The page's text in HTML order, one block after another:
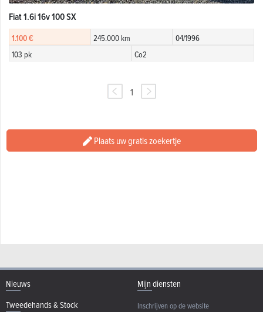
Fiat 1.6i 16v 100 SX
1.100 € 245.000 km
04/1996
103 pk
Co2
1
Plaats uw gratis zoekertje
Nieuws
Tweedehands & Stock
Mijn diensten
Inschrijven op de website